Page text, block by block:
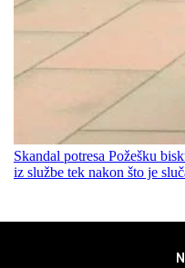
Skandal potresa Požešku
iz službe tek nakon što je